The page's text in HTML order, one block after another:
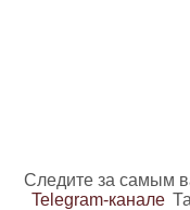
Следите за самым
Telegram-канале